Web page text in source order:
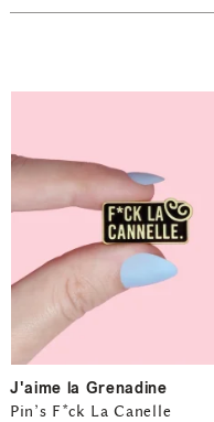
J'aime la Grenadine
Pin’s F*ck La Canelle